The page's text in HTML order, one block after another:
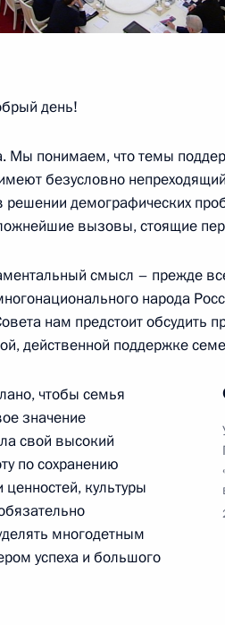
автодороги М-12
транспорта России
обязанности
день!
Мы понимаем, что темы
безусловно
демографических
вызовы, стоящие
смысл – прежде
народа
нам предстоит обсудить
действенной поддержке
чтобы семья
значение
свой высокий
по сохранению
культуры
многодетным
успеха и большого